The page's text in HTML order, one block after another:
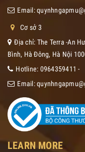
Email:
Cơ sở 3
Địa chỉ: The Terra -An
Bình, Hà Đông, Hà Nội
Hotline: 0964359411 -
Email:
LEARN MORE